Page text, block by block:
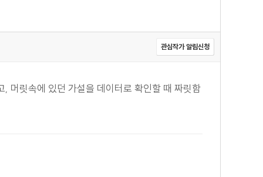
관심작가 알림신청
머릿속에 있던 가설을 데이터로 확인할 때 짜릿함